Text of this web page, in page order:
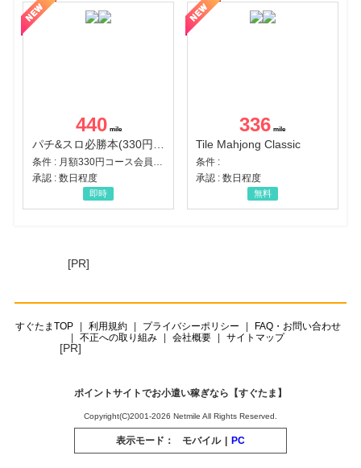
440
承認 : 数日程度
即時
336
Tile Mahjong Classic
条件 :
承認 : 数日程度
無料
[PR]
すぐたまTOP 利用規約 プライバシーポリシー
FAQ・お問い合わせ
不正への取り組み
会社概要 サイトマップ
[PR]
ポイントサイトでお小遣い稼ぎなら【すぐたま】
Copyright(C)2001-2026 Netmile All Rights Reserved.
表示モード： モバイル | PC